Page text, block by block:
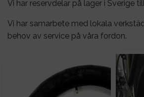
Vi har reservdelar på lager i Sverige
Vi har samarbete med lokala
behov av service på våra fordon.